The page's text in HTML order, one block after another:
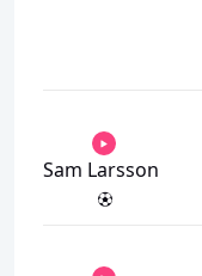
Sam Larsson